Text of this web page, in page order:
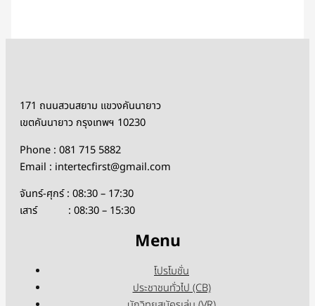
171 ถนนสวนสยาม แขวงคันนายาว
เขตคันนายาว กรุงเทพฯ 10230
Phone : 081 715 5882
Email : intertecfirst@gmail.com
จันทร์-ศุกร์ : 08:30 – 17:30
เสาร์ : 08:30 – 15:30
Menu
โปรโมชั่น
ประชาชนทั่วไป (CB)